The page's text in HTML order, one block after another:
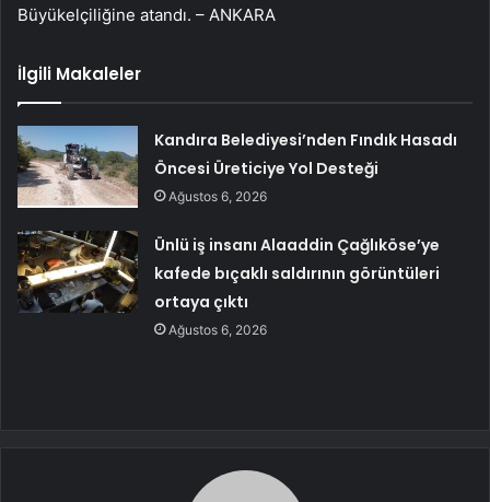
Büyükelçiliğine atandı. – ANKARA
İlgili Makaleler
Kandıra Belediyesi’nden Fındık Hasadı
Öncesi Üreticiye Yol Desteği
Ağustos 6, 2026
Ünlü iş insanı Alaaddin Çağlıköse’ye
kafede bıçaklı saldırının görüntüleri
ortaya çıktı
Ağustos 6, 2026